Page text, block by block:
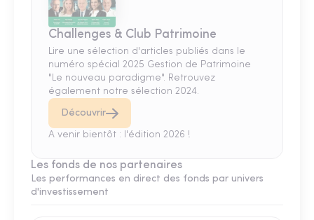
Challenges & Club Patrimoine
Lire une sélection d'articles publiés dans le
numéro spécial 2025 Gestion de Patrimoine
"Le nouveau paradigme". Retrouvez
également notre sélection 2024.
Découvrir
A venir bientôt : l'édition 2026 !
Les fonds de nos partenaires
Les performances en direct des fonds par univers
d'investissement